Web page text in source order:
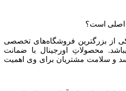
از بزرگترین فروشگاه‌های تخصصی
محصولاتِ اورجینال با ضمانت
و سلامت مشتریان برای وی اهمیت